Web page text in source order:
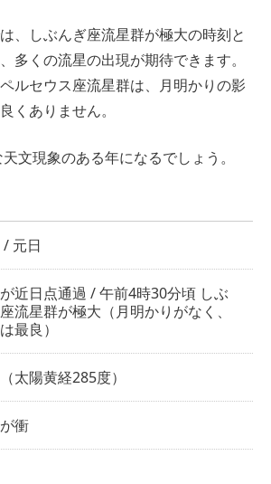
、しぶんぎ座流星群が極大の時刻と
多くの流星の出現が期待できます。
ルセウス座流星群は、月明かりの影
くありません。
文現象のある年になるでしょう。
/ 元日
近日点通過 / 午前4時30分頃 しぶ
流星群が極大（月明かりがなく、
最良）
太陽黄経285度）
衝